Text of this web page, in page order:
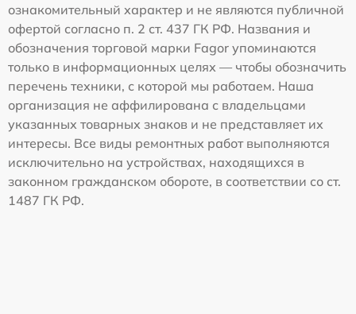
ознакомительный характер и не являются публичной
офертой согласно п. 2 ст. 437 ГК РФ. Названия и
обозначения торговой марки Fagor упоминаются
только в информационных целях — чтобы обозначить
перечень техники, с которой мы работаем. Наша
организация не аффилирована с владельцами
указанных товарных знаков и не представляет их
интересы. Все виды ремонтных работ выполняются
исключительно на устройствах, находящихся в
законном гражданском обороте, в соответствии со ст.
1487 ГК РФ.